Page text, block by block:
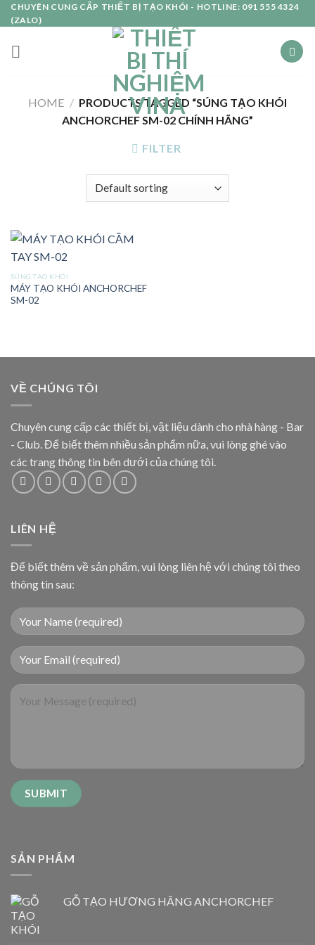
Skip
to
content
CHUYÊN CUNG CẤP THIẾT BỊ TẠO KHÓI - HOTLINE: 091 555 4324
(ZALO)
HOME / PRODUCTS TAGGED “SÚNG TẠO KHÓI
ANCHORCHEF SM-02 CHÍNH HÃNG”
FILTER
SÚNG TẠO KHÓI
MÁY TẠO KHÓI ANCHORCHEF
SM-02
VỀ CHÚNG TÔI
Chuyên cung cấp các thiết bị, vật liệu dành cho nhà hàng - Bar
- Club. Để biết thêm nhiều sản phẩm nữa, vui lòng ghé vào
các trang thông tin bên dưới của chúng tôi.
LIÊN HỆ
Để biết thêm về sản phẩm, vui lòng liên hệ với chúng tôi theo
thông tin sau:
SẢN PHẨM
GỖ TẠO HƯƠNG HÃNG ANCHORCHEF